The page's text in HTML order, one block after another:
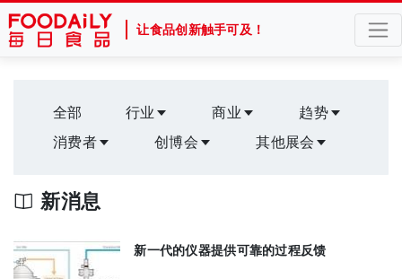
让食品创新触手可及！
全部 行业 商业
趋势
消费者
创博会 其他展会
新消息
新一代的仪器提供可靠的过程反馈